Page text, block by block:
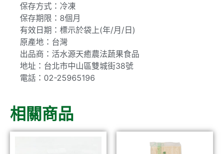
保存方式：冷凍
保存期限：8個月
有效日期：標示於袋上(年/月/日)
原產地：台灣
出品商：活水源天癒農法蔬果食品
地址：台北市中山區雙城街38號
電話：02-25965196
相關商品